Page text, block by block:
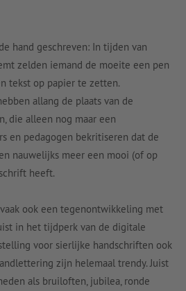
hand geschreven: In tijden van
zelden iemand de moeite een pen
tekst op papier te zetten.
allang de plaats van de
die alleen nog maar een
en pedagogen bekritiseren dat de
nauwelijks meer een mooi (of op
heeft.
ook een tegenontwikkeling met
in het tijdperk van de digitale
voor sierlijke handschriften ook
zijn helemaal trendy. Juist
als bruiloften, jubilea, ronde